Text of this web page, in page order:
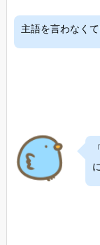
主語を言わなくて